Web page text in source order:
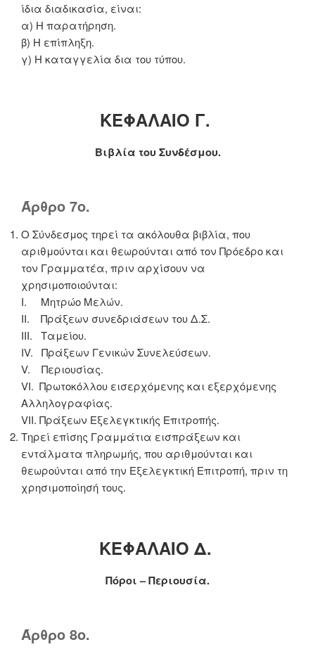
ίδια διαδικασία, είναι:
α) Η παρατήρηση.
β) Η επίπληξη.
γ) Η καταγγελία δια του τύπου.
ΚΕΦΑΛΑΙΟ Γ.
Βιβλία του Συνδέσμου.
Άρθρο 7ο.
Ο Σύνδεσμος τηρεί τα ακόλουθα βιβλία, που
αριθμούνται και θεωρούνται από τον Πρόεδρο και
τον Γραμματέα, πριν αρχίσουν να
χρησιμοποιούνται:
Ι. Μητρώο Μελών.
ΙΙ. Πράξεων συνεδριάσεων του Δ.Σ.
ΙΙΙ. Ταμείου.
IV. Πράξεων Γενικών Συνελεύσεων.
V. Περιουσίας.
VI. Πρωτοκόλλου εισερχόμενης και εξερχόμενης
Αλληλογραφίας.
VII. Πράξεων Εξελεγκτικής Επιτροπής.
Τηρεί επίσης Γραμμάτια εισπράξεων και
εντάλματα πληρωμής, που αριθμούνται και
θεωρούνται από την Εξελεγκτική Επιτροπή, πριν τη
χρησιμοποίησή τους.
ΚΕΦΑΛΑΙΟ Δ.
Πόροι – Περιουσία.
Άρθρο 8ο.